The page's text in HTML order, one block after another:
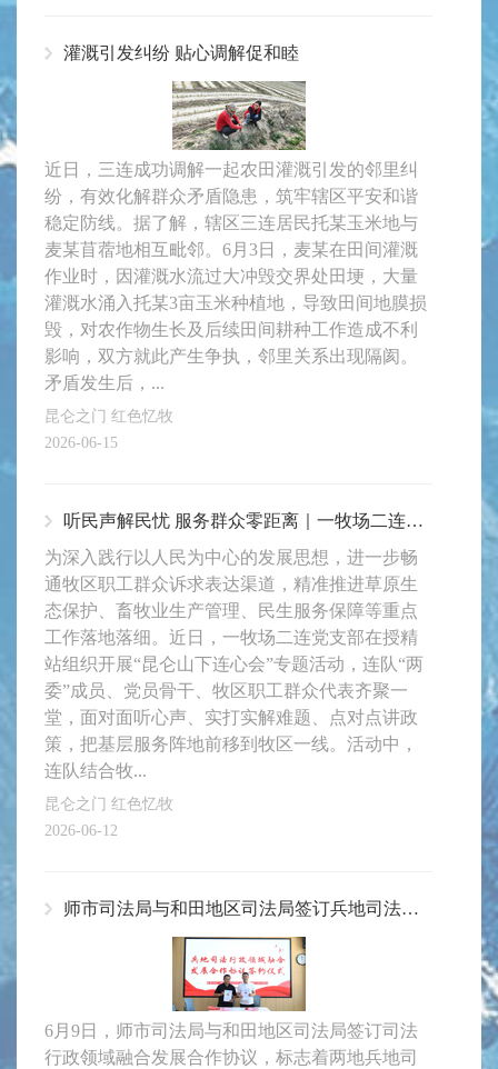
灌溉引发纠纷 贴心调解促和睦
近日，三连成功调解一起农田灌溉引发的邻里纠
纷，有效化解群众矛盾隐患，筑牢辖区平安和谐
稳定防线。据了解，辖区三连居民托某玉米地与
麦某苜蓿地相互毗邻。6月3日，麦某在田间灌溉
作业时，因灌溉水流过大冲毁交界处田埂，大量
灌溉水涌入托某3亩玉米种植地，导致田间地膜损
毁，对农作物生长及后续田间耕种工作造成不利
影响，双方就此产生争执，邻里关系出现隔阂。
矛盾发生后，...
昆仑之门 红色忆牧
2026-06-15
听民声解民忧 服务群众零距离｜一牧场二连党支部开展“昆仑山下连心会”
为深入践行以人民为中心的发展思想，进一步畅
通牧区职工群众诉求表达渠道，精准推进草原生
态保护、畜牧业生产管理、民生服务保障等重点
工作落地落细。近日，一牧场二连党支部在授精
站组织开展“昆仑山下连心会”专题活动，连队“两
委”成员、党员骨干、牧区职工群众代表齐聚一
堂，面对面听心声、实打实解难题、点对点讲政
策，把基层服务阵地前移到牧区一线。活动中，
连队结合牧...
昆仑之门 红色忆牧
2026-06-12
师市司法局与和田地区司法局签订兵地司法行政领域融合发展协议
6月9日，师市司法局与和田地区司法局签订司法
行政领域融合发展合作协议，标志着两地兵地司